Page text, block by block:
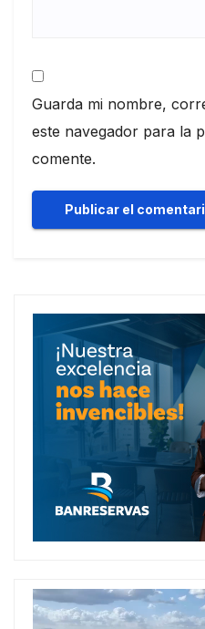
Guarda mi nombre,
este navegador para la
comente.